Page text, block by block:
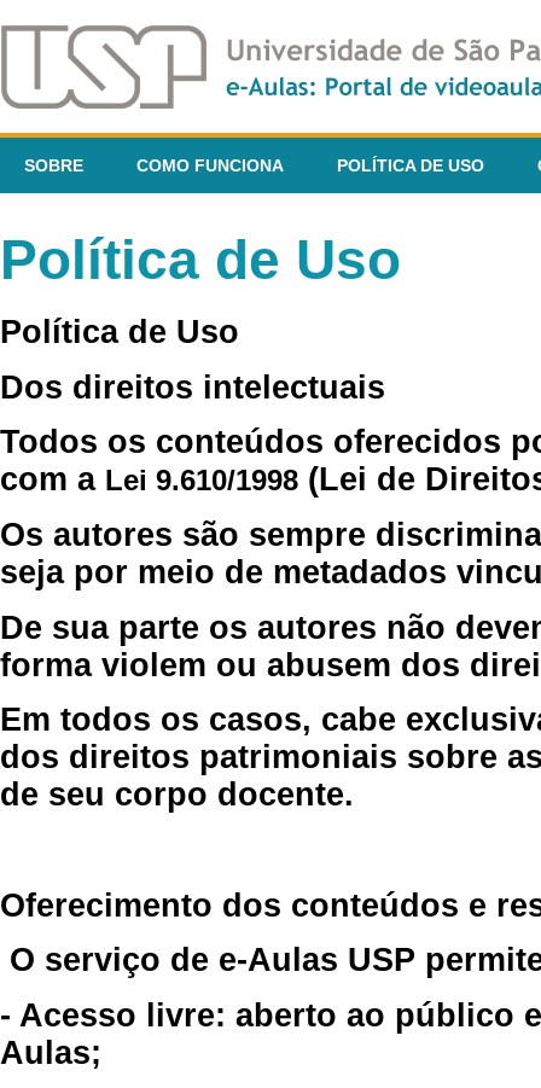
SOBRE COMO FUNCIONA POLÍTICA DE USO
Política de Uso
Política de Uso
Dos direitos intelectuais
Todos os conteúdos oferecidos
com a Lei 9.610/1998 (Lei de
Os autores são sempre
seja por meio de metadados
De sua parte os autores não
forma violem ou abusem dos
Em todos os casos, cabe
dos direitos patrimoniais sobre
de seu corpo docente.
Oferecimento dos conteúdos e
O serviço de e-Aulas USP
- Acesso livre: aberto ao público
Aulas;